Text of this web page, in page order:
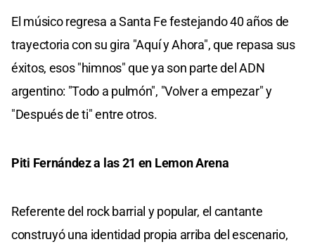
El músico regresa a Santa Fe festejando 40 años de
trayectoria con su gira "Aquí y Ahora", que repasa sus
éxitos, esos "himnos" que ya son parte del ADN
argentino: "Todo a pulmón", "Volver a empezar" y
"Después de ti" entre otros.
Piti Fernández a las 21 en Lemon Arena
Referente del rock barrial y popular, el cantante
construyó una identidad propia arriba del escenario,